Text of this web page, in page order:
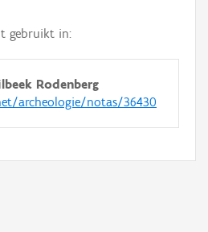
gebruikt in:
Rodenberg
archeologie/notas/36430